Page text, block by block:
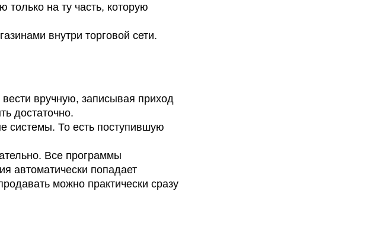
на ту часть, которую
внутри торговой сети.
вручную, записывая приход
достаточно.
системы. То есть поступившую
Все программы
автоматически попадает
можно практически сразу